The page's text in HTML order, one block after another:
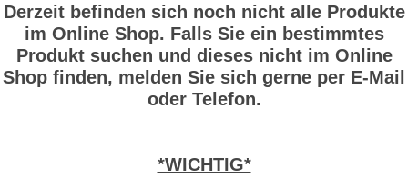
Derzeit befinden sich noch nicht alle Produkte
im Online Shop. Falls Sie ein bestimmtes
Produkt suchen und dieses nicht im Online
Shop finden, melden Sie sich gerne per E-Mail
oder Telefon.
*WICHTIG*